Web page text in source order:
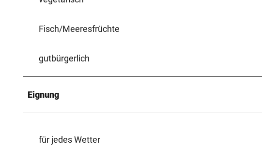
Fisch/Meeresfrüchte
gutbürgerlich
Eignung
für jedes Wetter